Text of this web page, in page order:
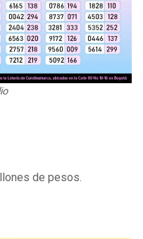
de pesos.